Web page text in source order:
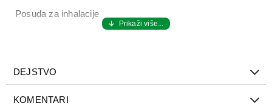
Posuda za inhalacije
DEJSTVO
KOMENTARI